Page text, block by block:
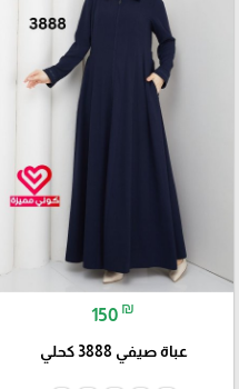
150 ₪
عباة صيفي 3888 كحلي